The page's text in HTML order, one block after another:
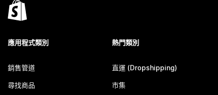
應用程式類別
銷售管道
尋找商品
熱門類別
直運 (Dropshipping)
市集